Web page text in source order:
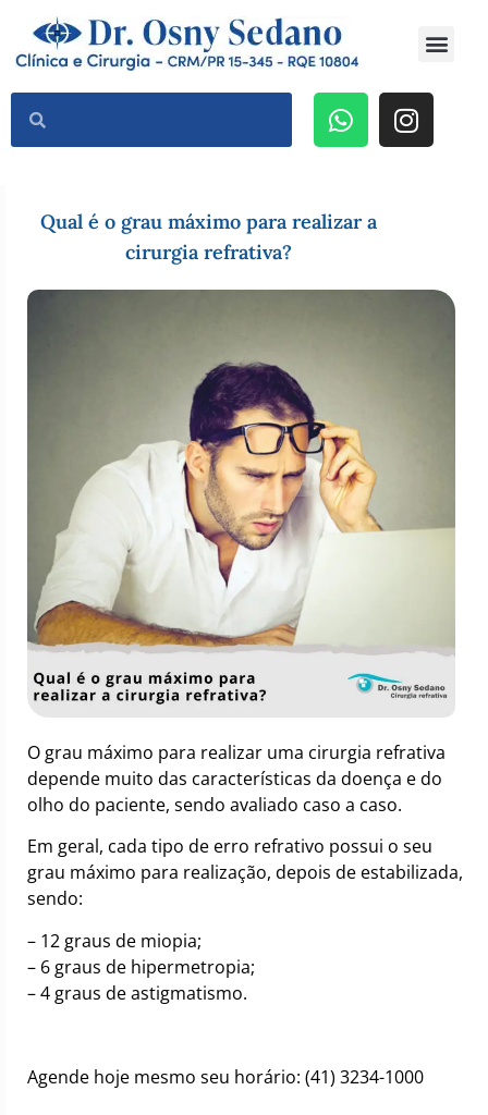
Qual é o grau máximo para realizar a
cirurgia refrativa?
O grau máximo para realizar uma cirurgia refrativa
depende muito das características da doença e do
olho do paciente, sendo avaliado caso a caso.
Em geral, cada tipo de erro refrativo possui o seu
grau máximo para realização, depois de estabilizada,
sendo:
– 12 graus de miopia;
– 6 graus de hipermetropia;
– 4 graus de astigmatismo.
Agende hoje mesmo seu horário: (41) 3234-1000⠀